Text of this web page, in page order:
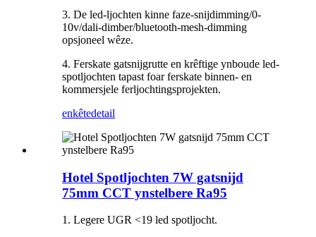
3. De led-ljochten kinne faze-snijdimming/0-
10v/dali-dimber/bluetooth-mesh-dimming
opsjoneel wêze.
4. Ferskate gatsnijgrutte en krêftige ynboude led-
spotljochten tapast foar ferskate binnen- en
kommersjele ferljochtingsprojekten.
enkêtedetail
Hotel Spotljochten 7W gatsnijd
75mm CCT ynstelbere Ra95
1. Legere UGR <19 led spotljocht.